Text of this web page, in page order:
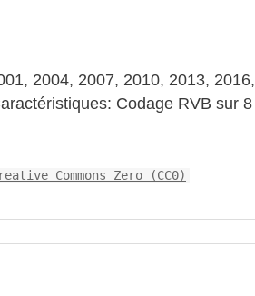
2004, 2007, 2010, 2013, 2016,
Codage RVB sur 8
Commons Zero (CC0)